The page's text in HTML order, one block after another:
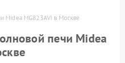
Midea MG823AVI в Москве
печи Midea